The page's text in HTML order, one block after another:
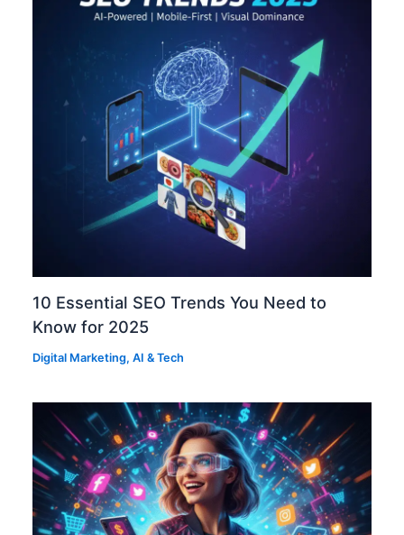
10 Essential SEO Trends You Need to
Know for 2025
Digital Marketing,AI & Tech